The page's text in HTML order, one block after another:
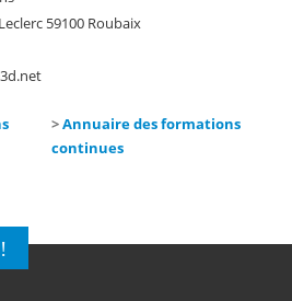
59100 Roubaix
>Annuaire des formations
continues